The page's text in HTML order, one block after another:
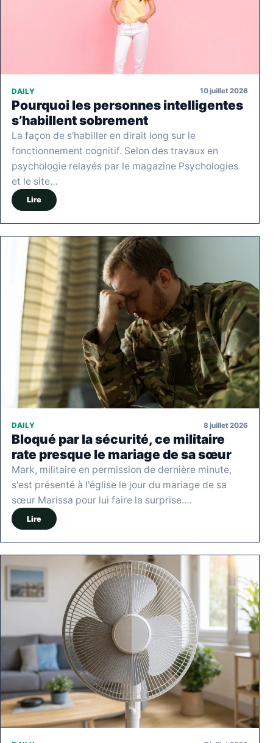
DAILY 10 juillet 2026
Pourquoi les personnes intelligentes
s’habillent sobrement
La façon de s'habiller en dirait long sur le
fonctionnement cognitif. Selon des travaux en
psychologie relayés par le magazine Psychologies
et le site…
Lire
DAILY 8 juillet 2026
Bloqué par la sécurité, ce militaire
rate presque le mariage de sa sœur
Mark, militaire en permission de dernière minute,
s'est présenté à l'église le jour du mariage de sa
sœur Marissa pour lui faire la surprise.…
Lire